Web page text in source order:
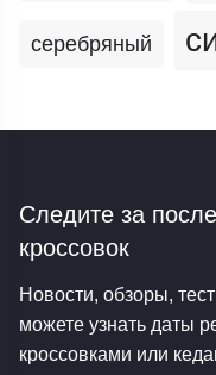
серебряный
Следите за
кроссовок
Новости, обзоры,
можете узнать даты
кроссовками или